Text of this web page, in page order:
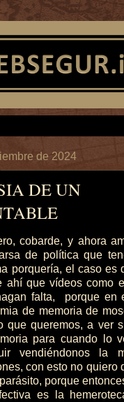
de 2024
DE UN
cobarde, y ahora
de política que
porquería, el caso es
ahí que vídeos como
falta, porque en
de memoria de
que queremos, a ver
para cuando lo
vendiéndonos la
con esto no quiero
porque
es la